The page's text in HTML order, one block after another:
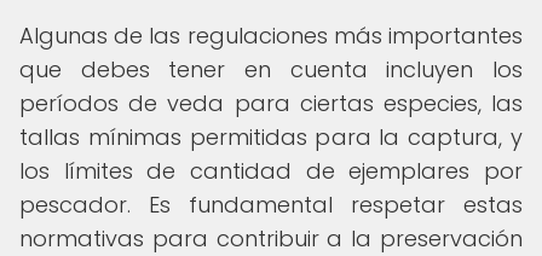
Algunas de las regulaciones más importantes
que debes tener en cuenta incluyen los
períodos de veda para ciertas especies, las
tallas mínimas permitidas para la captura, y
los límites de cantidad de ejemplares por
pescador. Es fundamental respetar estas
normativas para contribuir a la preservación